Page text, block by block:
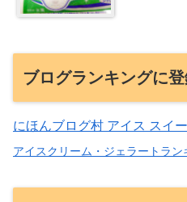
ブログランキングに
にほんブログ村 アイス スイ
アイスクリーム・ジェラートラン